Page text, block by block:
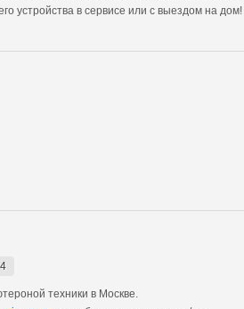
устройства в сервисе или с выездом на дом!
техники в Москве.